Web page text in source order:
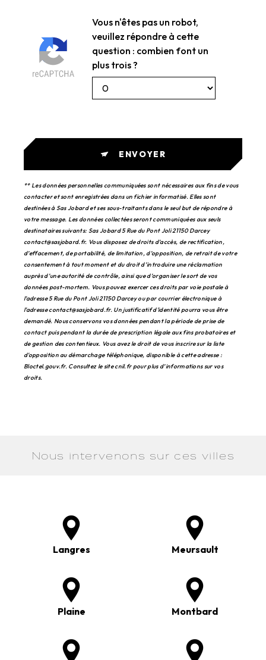
Vous n'êtes pas un robot,
veuillez répondre à cette
question : combien font un
plus trois ?
ENVOYER
** Les données personnelles communiquées sont nécessaires aux fins de vous
contacter et sont enregistrées dans un fichier informatisé. Elles sont
destinées à Sas Jobard et ses sous-traitants dans le seul but de répondre à
votre message. Les données collectées seront communiquées aux seuls
destinataires suivants: Sas Jobard 5 Rue du Pont Joli 21150 Darcey
contact@sasjobard.fr. Vous disposez de droits d’accès, de rectification,
d’effacement, de portabilité, de limitation, d’opposition, de retrait de votre
consentement à tout moment et du droit d’introduire une réclamation
auprès d’une autorité de contrôle, ainsi que d’organiser le sort de vos
données post-mortem. Vous pouvez exercer ces droits par voie postale à
l'adresse 5 Rue du Pont Joli 21150 Darcey ou par courrier électronique à
l'adresse contact@sasjobard.fr. Un justificatif d'identité pourra vous être
demandé. Nous conservons vos données pendant la période de prise de
contact puis pendant la durée de prescription légale aux fins probatoires et
de gestion des contentieux. Vous avez le droit de vous inscrire sur la liste
d'opposition au démarchage téléphonique, disponible à cette adresse :
Bloctel.gouv.fr. Consultez le site cnil.fr pour plus d’informations sur vos
droits.
Nous intervenons sur ces villes
Langres Meursault
Plaine Montbard